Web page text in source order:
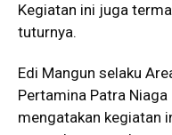
Kegiatan ini juga
tuturnya.
Edi Mangun selaku
Pertamina Patra Niaga
mengatakan kegiatan